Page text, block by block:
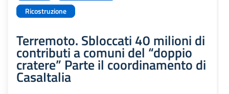
Ricostruzione
Terremoto. Sbloccati 40 milioni di
contributi a comuni del “doppio
cratere” Parte il coordinamento di
CasaItalia